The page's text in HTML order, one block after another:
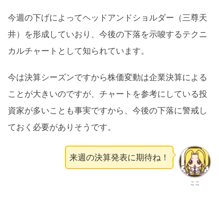
今週の下げによってヘッドアンドショルダー（三尊天
井）を形成していおり、今後の下落を示唆するテクニ
カルチャートとして知られています。
今は決算シーズンですから株価変動は企業決算による
ことが大きいのですが、チャートを参考にしている投
資家が多いことも事実ですから、今後の下落に警戒し
ておく必要がありそうです。
ここ
来週の決算発表に期待ね！